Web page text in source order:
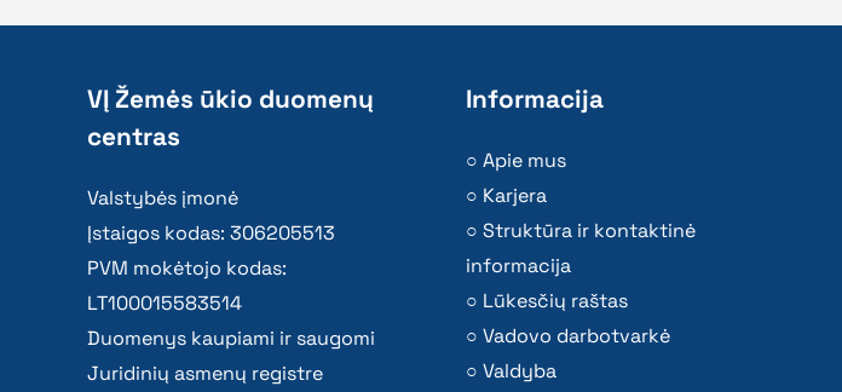
VĮ Žemės ūkio duomenų
centras
Valstybės įmonė
Įstaigos kodas: 306205513
PVM mokėtojo kodas:
LT100015583514
Duomenys kaupiami ir saugomi
Juridinių asmenų registre
Informacija
Apie mus
Karjera
Struktūra ir kontaktinė
informacija
Lūkesčių raštas
Vadovo darbotvarkė
Valdyba